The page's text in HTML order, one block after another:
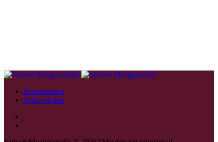
Impressszum
Adatvédelem